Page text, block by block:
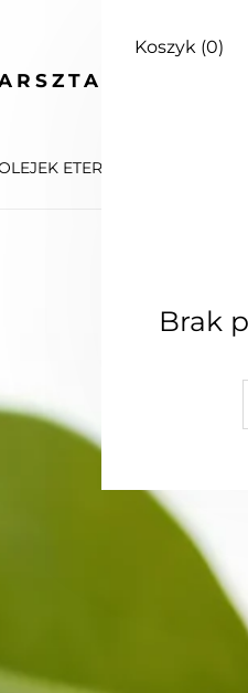
Koszyk (0)
Brak
ETERYCZNY AMYRIS 10